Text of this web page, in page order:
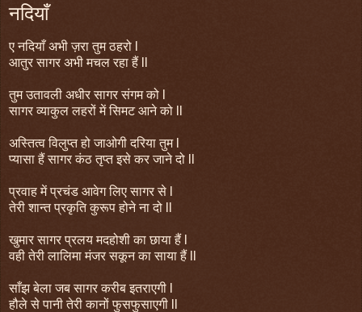
नदियाँ
ए नदियाँ अभी ज़रा तुम ठहरो l
आतुर सागर अभी मचल रहा हैं ll
तुम उतावली अधीर सागर संगम को l
सागर व्याकुल लहरों में सिमट आने को ll
अस्तित्व विलुप्त हो जाओगी दरिया तुम l
प्यासा हैं सागर कंठ तृप्त इसे कर जाने दो ll
प्रवाह में प्रचंड आवेग लिए सागर से l
तेरी शान्त प्रकृति कुरूप होने ना दो ll
खुमार सागर प्रलय मदहोशी का छाया हैं l
वही तेरी लालिमा मंजर सकून का साया हैं ll
साँझ बेला जब सागर करीब इतराएगी l
हौले से पानी तेरी कानों फुसफुसाएगी ll